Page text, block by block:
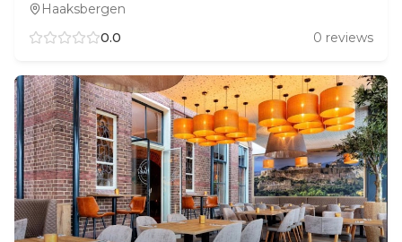
Haaksbergen
0.0 0 reviews